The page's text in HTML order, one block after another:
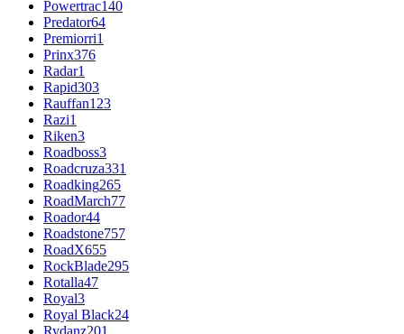
Powertrac140
Predator64
Premiorri1
Prinx376
Radar1
Rapid303
Rauffan123
Razi1
Riken3
Roadboss3
Roadcruza331
Roadking265
RoadMarch77
Roador44
Roadstone757
RoadX655
RockBlade295
Rotalla47
Royal3
Royal Black24
Rydanz201